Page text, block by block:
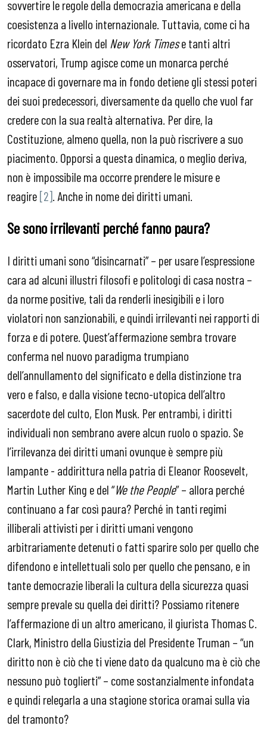
sovvertire le regole della democrazia americana e della
coesistenza a livello internazionale. Tuttavia, come ci ha
ricordato Ezra Klein del New York Timese tanti altri
osservatori, Trump agisce come un monarca perché
incapace di governare ma in fondo detiene gli stessi poteri
dei suoi predecessori, diversamente da quello che vuol far
credere con la sua realtà alternativa. Per dire, la
Costituzione, almeno quella, non la può riscrivere a suo
piacimento. Opporsi a questa dinamica, o meglio deriva,
non è impossibile ma occorre prendere le misure e
reagire[2] . Anche in nome dei diritti umani.
Se sono irrilevanti perché fanno paura?
I diritti umani sono “disincarnati” – per usare l’espressione
cara ad alcuni illustri filosofi e politologi di casa nostra –
da norme positive, tali da renderli inesigibili e i loro
violatori non sanzionabili, e quindi irrilevanti nei rapporti di
forza e di potere. Quest’affermazione sembra trovare
conferma nel nuovo paradigma trumpiano
dell’annullamento del significato e della distinzione tra
vero e falso, e dalla visione tecno-utopica dell’altro
sacerdote del culto, Elon Musk. Per entrambi, i diritti
individuali non sembrano avere alcun ruolo o spazio. Se
l’irrilevanza dei diritti umani ovunque è sempre più
lampante - addirittura nella patria di Eleanor Roosevelt,
Martin Luther King e del “We the People” – allora perché
continuano a far così paura? Perché in tanti regimi
illiberali attivisti per i diritti umani vengono
arbitrariamente detenuti o fatti sparire solo per quello che
difendono e intellettuali solo per quello che pensano, e in
tante democrazie liberali la cultura della sicurezza quasi
sempre prevale su quella dei diritti? Possiamo ritenere
l’affermazione di un altro americano, il giurista Thomas C.
Clark, Ministro della Giustizia del Presidente Truman – “un
diritto non è ciò che ti viene dato da qualcuno ma è ciò che
nessuno può toglierti” – come sostanzialmente infondata
e quindi relegarla a una stagione storica oramai sulla via
del tramonto?